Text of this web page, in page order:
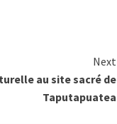
Next
au site sacré de
Taputapuatea